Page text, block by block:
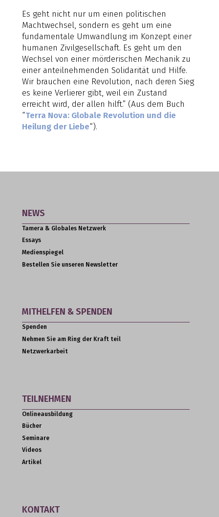
Es geht nicht nur um einen politischen
Machtwechsel, sondern es geht um eine
fundamentale Umwandlung im Konzept einer
humanen Zivilgesellschaft. Es geht um den
Wechsel von einer mörderischen Mechanik zu
einer anteilnehmenden Solidarität und Hilfe.
Wir brauchen eine Revolution, nach deren Sieg
es keine Verlierer gibt, weil ein Zustand
erreicht wird, der allen hilft.” (Aus dem Buch
“Terra Nova: Globale Revolution und die
Heilung der Liebe“).
NEWS
Tamera & Globales Netzwerk
Essays
Medienspiegel
Bestellen Sie unseren Newsletter
MITHELFEN & SPENDEN
Spenden
Nehmen Sie am Ring der Kraft teil
Netzwerkarbeit
TEILNEHMEN
Onlineausbildung
Bücher
Seminare
Videos
Artikel
KONTAKT